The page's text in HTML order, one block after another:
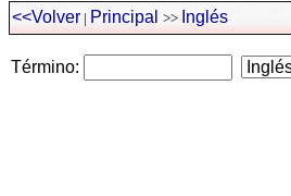
<<Volver | Principal >> Inglés
Término: